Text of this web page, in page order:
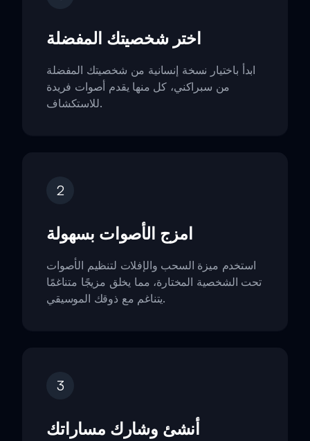
اختر شخصيتك المفضلة
ابدأ باختيار نسخة إنسانية من شخصيتك المفضلة
من سبراكني، كل منها يقدم أصوات فريدة
للاستكشاف.
2
امزج الأصوات بسهولة
استخدم ميزة السحب والإفلات لتنظيم الأصوات
تحت الشخصية المختارة، مما يخلق مزيجًا متناغمًا
يتناغم مع ذوقك الموسيقي.
3
أنشئ وشارك مساراتك